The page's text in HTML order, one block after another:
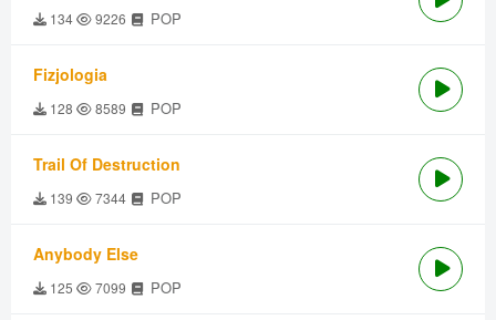
134 9226 POP
Fizjologia
128 8589 POP
Trail Of Destruction
139 7344 POP
Anybody Else
125 7099 POP